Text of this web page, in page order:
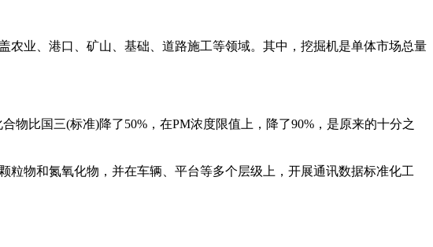
业、港口、矿山、基础、道路施工等领域。其中，挖掘机是单体市场总量
比国三(标准)降了50%，在PM浓度限值上，降了90%，是原来的十分之
物和氮氧化物，并在车辆、平台等多个层级上，开展通讯数据标准化工